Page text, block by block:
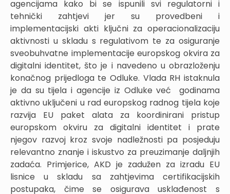
agencijama kako bi se ispunili svi regulatorni i
tehnički zahtjevi jer su provedbeni i
implementacijski akti ključni za operacionalizaciju
aktivnosti u skladu s regulativom te za osiguranje
sveobuhvatne implementacije europskog okvira za
digitalni identitet, što je i navedeno u obrazloženju
konačnog prijedloga te Odluke. Vlada RH istaknula
je da su tijela i agencije iz Odluke već godinama
aktivno uključeni u rad europskog radnog tijela koje
razvija EU paket alata za koordinirani pristup
europskom okviru za digitalni identitet i prate
njegov razvoj kroz svoje nadležnosti pa posjeduju
relevantno znanje i iskustvo za preuzimanje daljnjih
zadaća. Primjerice, AKD je zadužen za izradu EU
lisnice u skladu sa zahtjevima certifikacijskih
postupaka, čime se osigurava usklađenost s